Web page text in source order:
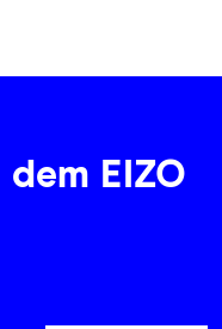
EIZO